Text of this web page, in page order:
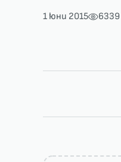
1 юни 2015 6339